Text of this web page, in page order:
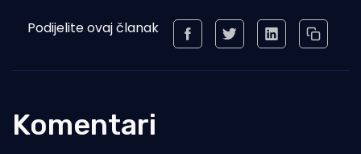
Podijelite ovaj članak
Komentari